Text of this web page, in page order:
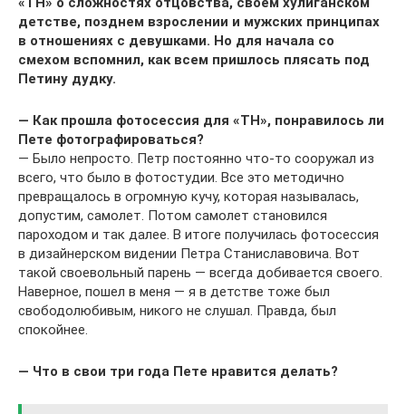
детстве, позднем взрослении и мужских принципах
в отношениях с девушками. Но для начала со
смехом вспомнил, как всем пришлось плясать под
Петину дудку.
— Как прошла фотосессия для «ТН», понравилось ли
Пете фотографироваться?
— Было непросто. Петр постоянно что-то сооружал из
всего, что было в фотостудии. Все это методично
превращалось в огромную кучу, которая называлась,
допустим, самолет. Потом самолет становился
пароходом и так далее. В итоге получилась фотосессия
в дизайнерском видении Петра Станиславовича. Вот
такой своевольный парень — всегда добивается своего.
Наверное, пошел в меня — я в детстве тоже был
свободолюбивым, никого не слушал. Правда, был
спокойнее.
— Что в свои три года Пете нравится делать?